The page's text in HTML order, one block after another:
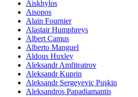
Aiskhylos
Aisopos
Alain Fournier
Alastair Humphreys
Albert Camus
Alberto Manguel
Aldous Huxley
Aleksandr Amfiteatrov
Aleksandr Kuprin
Aleksandr Sergeyeviç Puşkin
Aleksandros Papadiamantis